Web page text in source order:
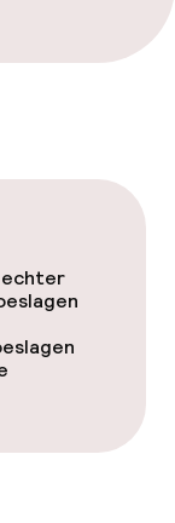
echter